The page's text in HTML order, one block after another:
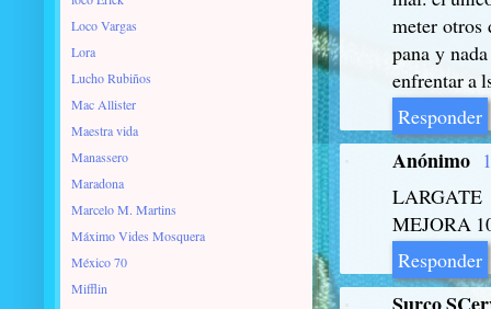
meter otros
pana y
enfrentar a
Responder
Anónimo
MEJORA
Responder
Surco
Loco Vargas
Lora
Lucho Rubiños
Mac Allister
Maestra vida
Manassero
Maradona
Marcelo M. Martins
Máximo Vides Mosquera
México 70
Mifflin